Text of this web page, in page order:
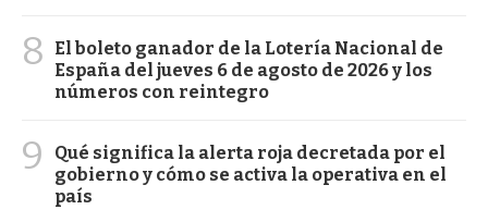
8
El boleto ganador de la Lotería Nacional de
España del jueves 6 de agosto de 2026 y los
números con reintegro
9
Qué significa la alerta roja decretada por el
gobierno y cómo se activa la operativa en el
país